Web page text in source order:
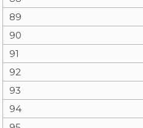
89
90
91
92
93
94